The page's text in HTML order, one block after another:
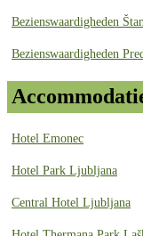
Bezienswaardigheden
Bezienswaardigheden
Hotel Emonec
Hotel Park Ljubljana
Central Hotel Ljubljana